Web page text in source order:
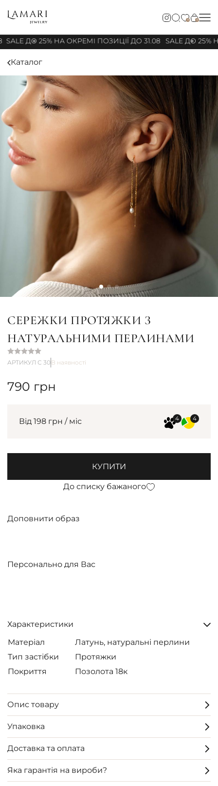
0 0
SALE ДО 25% НА ОКРЕМІ ПОЗИЦІЇ ДО 31.08 SALE ДО 25%
Каталог
СЕРЕЖКИ ПРОТЯЖКИ З
НАТУРАЛЬНИМИ ПЕРЛИНАМИ
АРТИКУЛ С 30В наявності
790 грн
Від 198 грн / міс
КУПИТИ
До списку бажаного
Доповнити образ
Персонально для Вас
Характеристики
Матеріал
Латунь, натуральні перлини
Тип застібки
Протяжки
Покриття
Позолота 18к
Опис товару
Упаковка
Доставка та оплата
Яка гарантія на вироби?